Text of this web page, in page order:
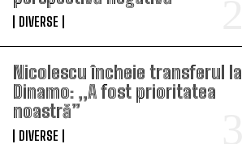
DIVERSE
Nicolescu încheie transferul la
Dinamo: „A fost prioritatea
noastră”
DIVERSE